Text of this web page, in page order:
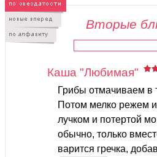
Вторые
Каша "Любимая"
Грибы отмачиваем в
Потом мелко режем
лучком и потертой
обычно, только
варится гречка,